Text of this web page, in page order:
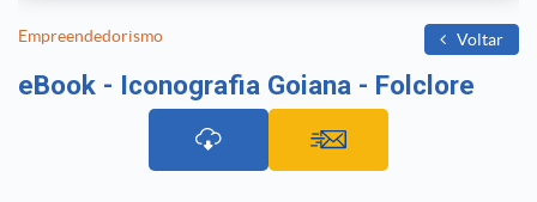
Empreendedorismo Voltar
eBook - Iconografia Goiana - Folclore